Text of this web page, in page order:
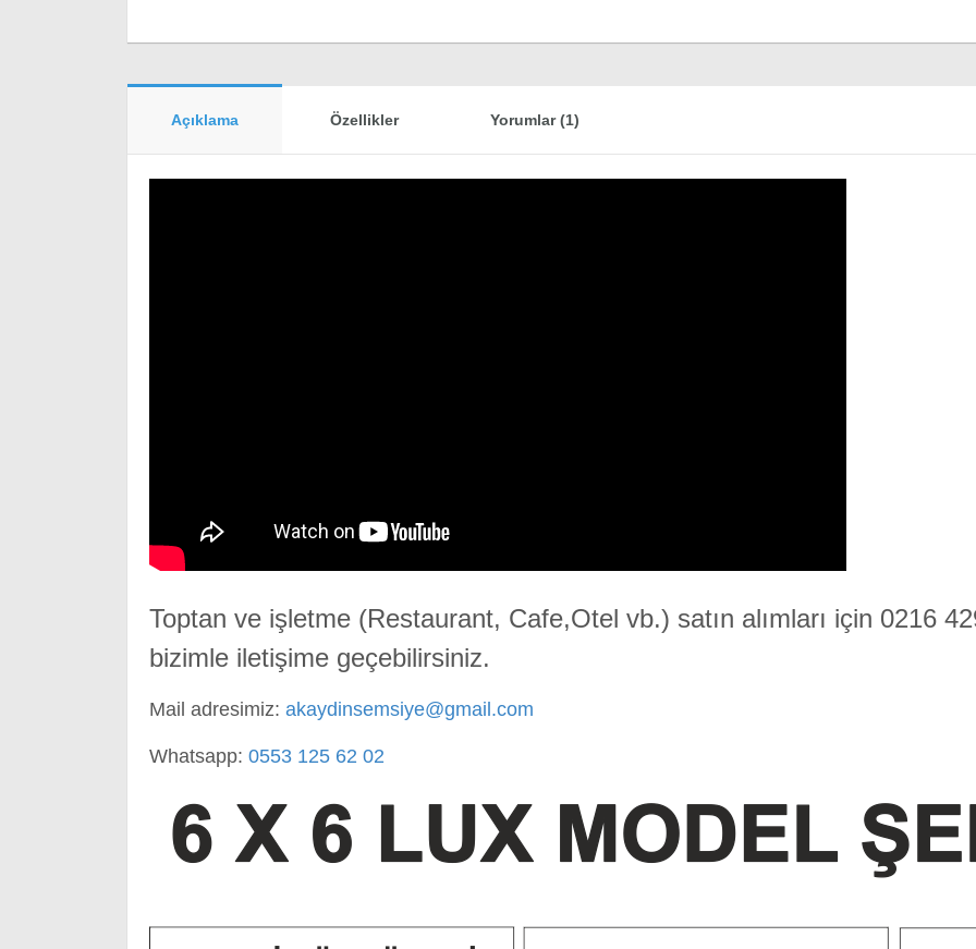
Açıklama Özellikler Yorumlar (1)
Toptan ve işletme (Restaurant, Cafe,Otel vb.) satın alımları için 0216
bizimle iletişime geçebilirsiniz.
Mail adresimiz: akaydinsemsiye@gmail.com
Whatsapp: 0553 125 62 02